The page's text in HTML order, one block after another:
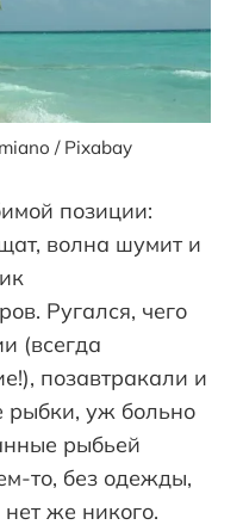
/ Pixabay
позиции:
волна шумит и
Ругался, чего
(всегда
позавтракали и
рыбки, уж больно
рыбьей
то, без одежды,
же никого.